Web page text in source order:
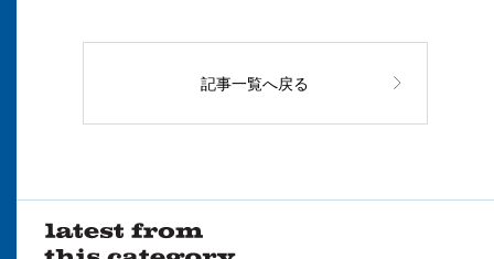
記事一覧へ戻る